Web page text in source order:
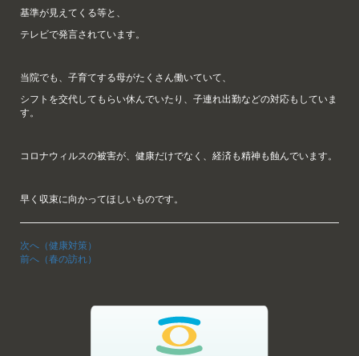
基準が見えてくる等と、
テレビで発言されています。
当院でも、子育てする母がたくさん働いていて、
シフトを交代してもらい休んでいたり、子連れ出勤などの対応もしていま
す。
コロナウィルスの被害が、健康だけでなく、経済も精神も蝕んでいます。
早く収束に向かってほしいものです。
次へ（健康対策）
前へ（春の訪れ）